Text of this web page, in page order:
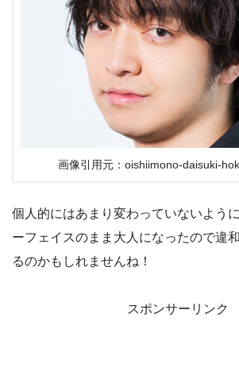
画像引用元：oishiimono-daisuki-
個人的にはあまり変わっていないよう
ーフェイスのまま大人になったので違
るのかもしれませんね！
スポンサーリンク